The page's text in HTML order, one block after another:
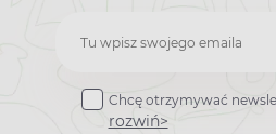
Zapisz
do
newslettera
Chcę otrzymywać
rozwiń>